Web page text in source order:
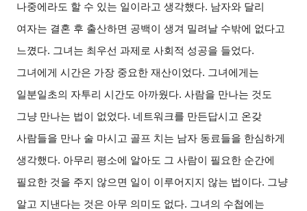
나중에라도 할 수 있는 일이라고 생각했다. 남자와 달리
여자는 결혼 후 출산하면 공백이 생겨 밀려날 수밖에 없다고
느꼈다. 그녀는 최우선 과제로 사회적 성공을 들었다.
그녀에게 시간은 가장 중요한 재산이었다. 그녀에게는
일분일초의 자투리 시간도 아까웠다. 사람을 만나는 것도
그냥 만나는 법이 없었다. 네트워크를 만든답시고 온갖
사람들을 만나 술 마시고 골프 치는 남자 동료들을 한심하게
생각했다. 아무리 평소에 알아도 그 사람이 필요한 순간에
필요한 것을 주지 않으면 일이 이루어지지 않는 법이다. 그냥
알고 지낸다는 것은 아무 의미도 없다. 그녀의 수첩에는